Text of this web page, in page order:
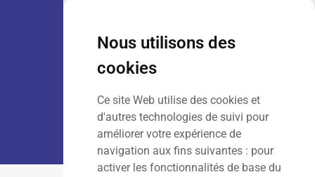
Nous utilisons des
cookies
Ce site Web utilise des cookies et
d'autres technologies de suivi pour
améliorer votre expérience de
navigation aux fins suivantes : pour
activer les fonctionnalités de base du
: 9h00 – 13h00
Dim: Fermé
LOCATION :
Lun – Ven: 7h00 – 18h00
Sam – Dim
: Fermé